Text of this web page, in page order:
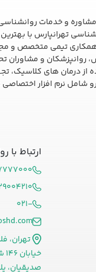
و خدمات
تهرانپارس با
تیمی متخصص و
روانپزشکان و مشاوران
از درمان های کلاسیک،
شامل نرم افزار اختصاصی
ارتباط با
۰۲۱-
۰۲۱-
تهران،
صدیقیان،